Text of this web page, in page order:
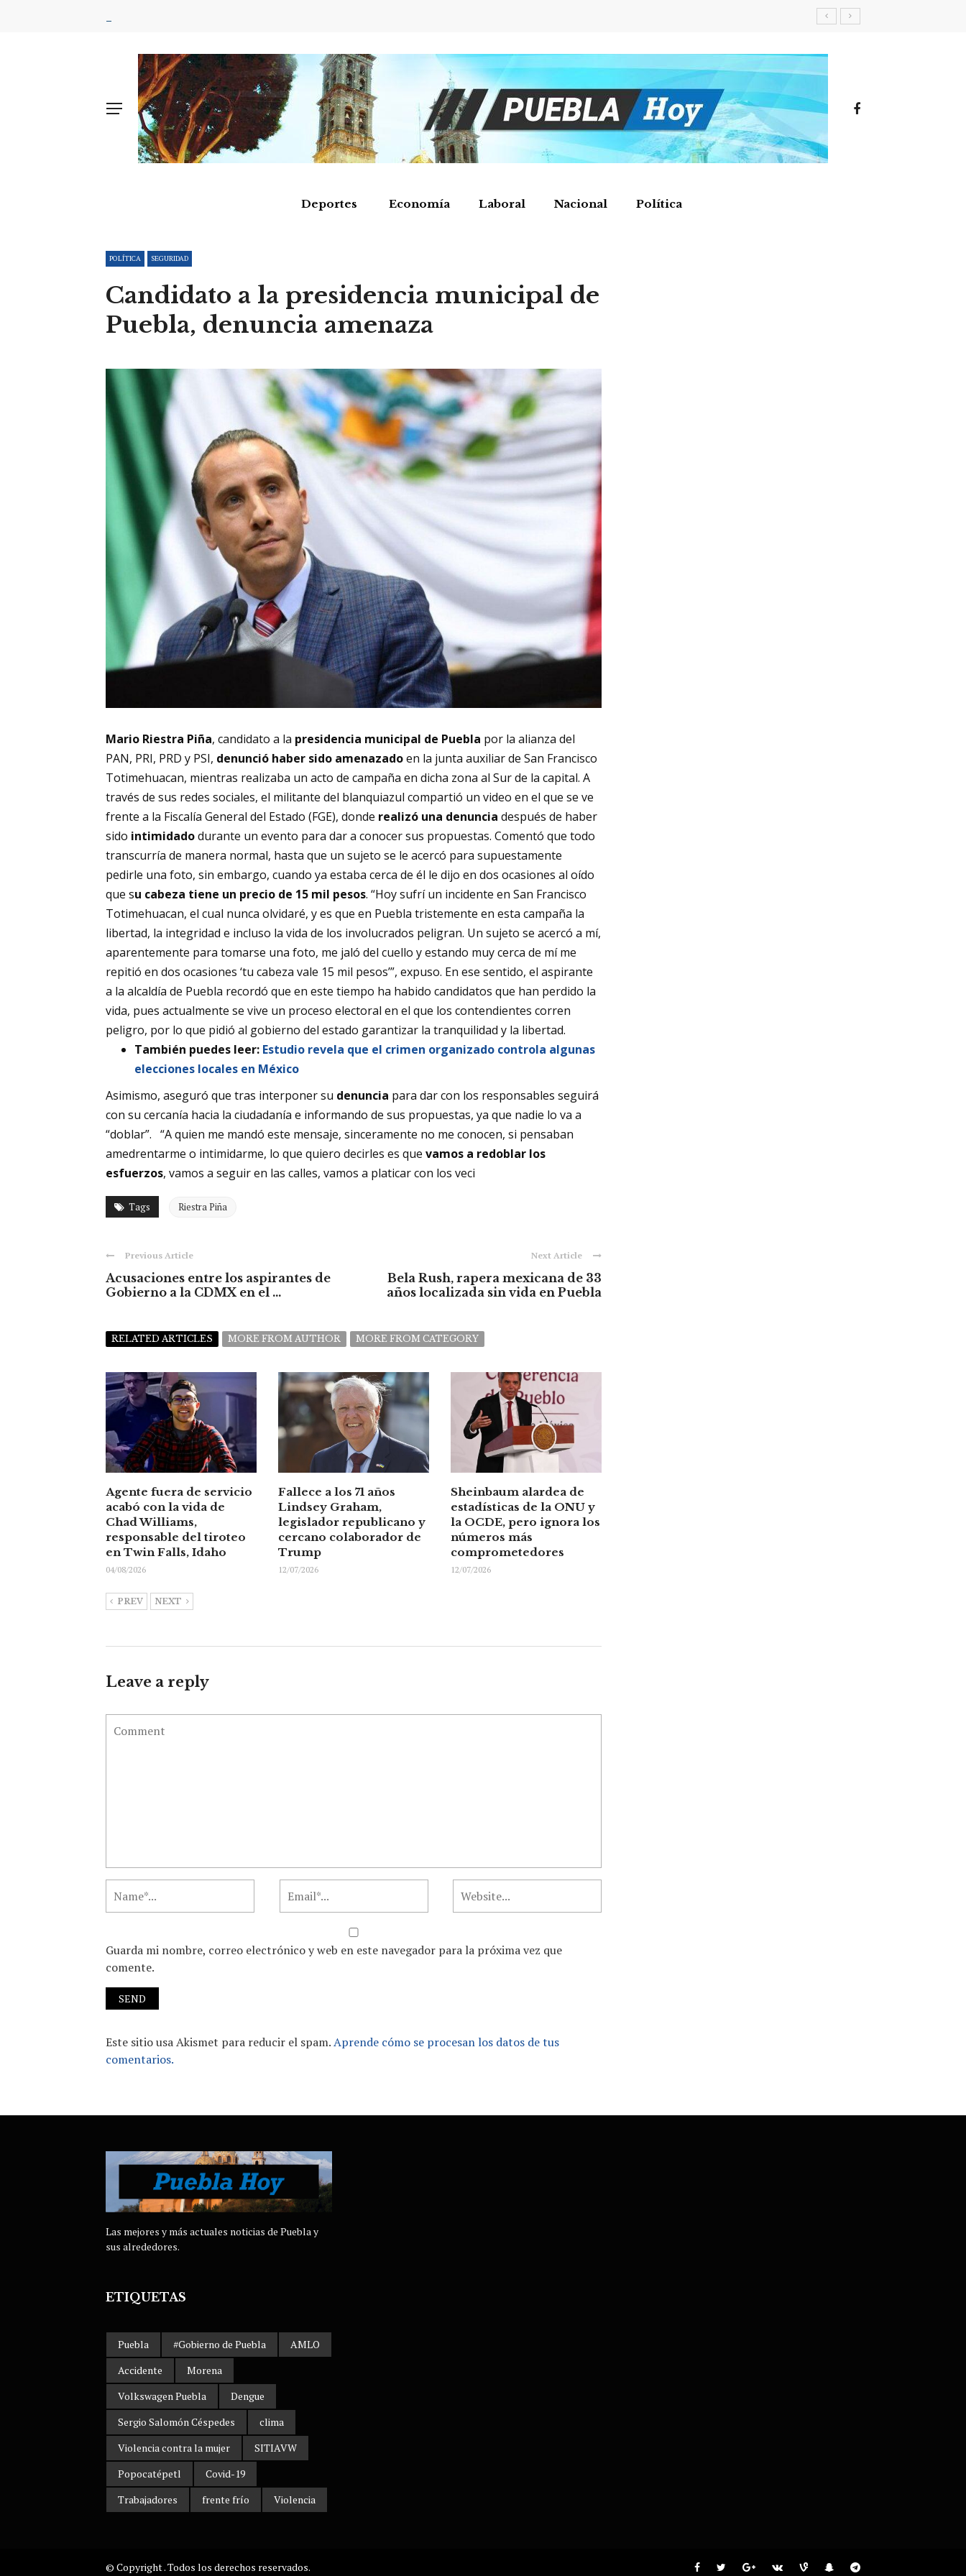
Deportes Economía Laboral Nacional Política
POLÍTICA SEGURIDAD
Candidato a la presidencia municipal de
Puebla, denuncia amenaza
Mario Riestra Piña, candidato a la presidencia municipal de Puebla por la alianza del
PAN, PRI, PRD y PSI, denunció haber sido amenazadoen la junta auxiliar de San Francisco
Totimehuacan, mientras realizaba un acto de campaña en dicha zona al Sur de la capital. A
través de sus redes sociales, el militante del blanquiazul compartió un video en el que se ve
frente a la Fiscalía General del Estado (FGE), donde realizó una denuncia después de haber
sido intimidadodurante un evento para dar a conocer sus propuestas. Comentó que todo
transcurría de manera normal, hasta que un sujeto se le acercó para supuestamente
pedirle una foto, sin embargo, cuando ya estaba cerca de él le dijo en dos ocasiones al oído
que su cabeza tiene un precio de 15 mil pesos. “Hoy sufrí un incidente en San Francisco
Totimehuacan, el cual nunca olvidaré, y es que en Puebla tristemente en esta campaña la
libertad, la integridad e incluso la vida de los involucrados peligran. Un sujeto se acercó a mí,
aparentemente para tomarse una foto, me jaló del cuello y estando muy cerca de mí me
repitió en dos ocasiones ‘tu cabeza vale 15 mil pesos’”, expuso. En ese sentido, el aspirante
a la alcaldía de Puebla recordó que en este tiempo ha habido candidatos que han perdido la
vida, pues actualmente se vive un proceso electoral en el que los contendientes corren
peligro, por lo que pidió al gobierno del estado garantizar la tranquilidad y la libertad.
También puedes leer: Estudio revela que el crimen organizado controla algunas
elecciones locales en México
Asimismo, aseguró que tras interponer su denuncia para dar con los responsables seguirá
con su cercanía hacia la ciudadanía e informando de sus propuestas, ya que nadie lo va a
“doblar”. “A quien me mandó este mensaje, sinceramente no me conocen, si pensaban
amedrentarme o intimidarme, lo que quiero decirles es que vamos a redoblar los
esfuerzos, vamos a seguir en las calles, vamos a platicar con los veci
Tags Riestra Piña
Previous Article
Acusaciones entre los aspirantes de
Gobierno a la CDMX en el ...
Next Article
Bela Rush, rapera mexicana de 33
años localizada sin vida en Puebla
RELATED ARTICLES MORE FROM AUTHOR MORE FROM CATEGORY
Agente fuera de servicio
acabó con la vida de
Chad Williams,
responsable del tiroteo
en Twin Falls, Idaho
04/08/2026
Fallece a los 71 años
Lindsey Graham,
legislador republicano y
cercano colaborador de
Trump
12/07/2026
Sheinbaum alardea de
estadísticas de la ONU y
la OCDE, pero ignora los
números más
comprometedores
12/07/2026
PREV NEXT
Leave a reply
Guarda mi nombre, correo electrónico y web en este navegador para la próxima vez que
comente.
Este sitio usa Akismet para reducir el spam.Aprende cómo se procesan los datos de tus
comentarios.
Las mejores y más actuales noticias de Puebla y
sus alrededores.
ETIQUETAS
Puebla #Gobierno de Puebla
AMLO
Accidente
Morena
Volkswagen Puebla
Dengue
Sergio Salomón Céspedes
clima
Violencia contra la mujer
SITIAVW
Popocatépetl
Covid-19
Trabajadores
frente frío Violencia
© Copyright . Todos los derechos reservados.